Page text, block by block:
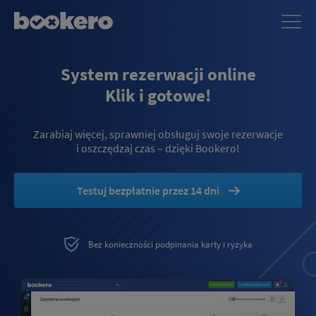
System rezerwacji online
Klik i gotowe!
Zarabiaj więcej, sprawniej obsługuj swoje rezerwacje
i oszczędzaj czas – dzięki Bookero!
Testuj bezpłatnie przez 14 dni
Bez konieczności podpinania karty i ryzyka